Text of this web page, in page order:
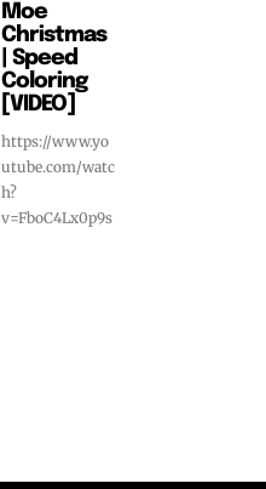
Moe
Christmas
| Speed
Coloring
[VIDEO]
https://www.yo
utube.com/watc
h?
v=FboC4Lx0p9s